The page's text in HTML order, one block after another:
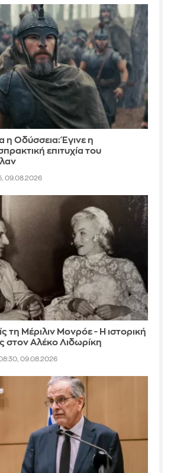
η Οδύσσεια: Έγινε η
επιτυχία του
09.08.2026
τη Μέριλιν Μονρόε - Η ιστορική
στον Αλέκο Λιδωρίκη
09.08.2026